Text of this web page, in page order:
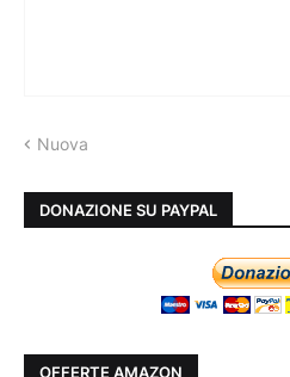
Nuova
DONAZIONE SU PAYPAL
OFFERTE AMAZON